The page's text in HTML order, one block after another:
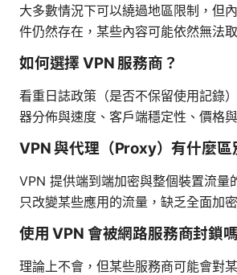
大多數情況下可以繞過地區限制，但
件仍然存在，某些內容可能依然無法
如何選擇 VPN 服務商？
看重日誌政策（是否不保留使用記錄
器分佈與速度、客戶端穩定性、價格
VPN 與代理（Proxy）有什麼區
VPN 提供端到端加密與整個裝置流量
只改變某些應用的流量，缺乏全面加
使用 VPN 會被網路服務商封鎖
理論上不會，但某些服務商可能會對